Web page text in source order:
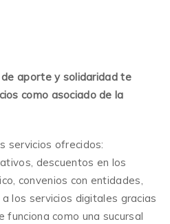
de aporte y solidaridad te
como asociado de la
servicios ofrecidos:
descuentos en los
convenios con entidades,
los servicios digitales gracias
funciona como una sucursal